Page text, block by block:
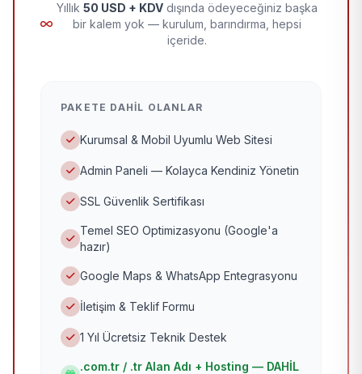
Yıllık 50 USD + KDV dışında ödeyeceğiniz başka
bir kalem yok — kurulum, barındırma, hepsi
içeride.
PAKETE DAHIL OLANLAR
Kurumsal & Mobil Uyumlu Web Sitesi
Admin Paneli — Kolayca Kendiniz Yönetin
SSL Güvenlik Sertifikası
Temel SEO Optimizasyonu (Google'a
hazır)
Google Maps & WhatsApp Entegrasyonu
İletişim & Teklif Formu
1 Yıl Ücretsiz Teknik Destek
.com.tr / .tr Alan Adı + Hosting — DAHİL